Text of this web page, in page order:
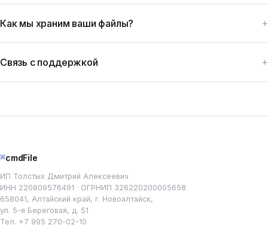
Как мы храним ваши файлы?
Связь с поддержкой
⌘cmdFile
ИП Толстых Дмитрий Алексеевич
ИНН 220809576491 · ОГРНИП 326220200005658
658041, Алтайский край, г. Новоалтайск,
ул. 5-я Береговая, д. 51
Тел. +7 995 270-02-10